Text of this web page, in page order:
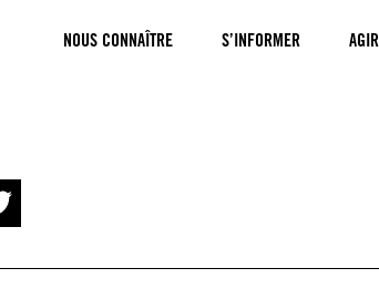
NOUS CONNAÎTRE S’INFORMER AGIR